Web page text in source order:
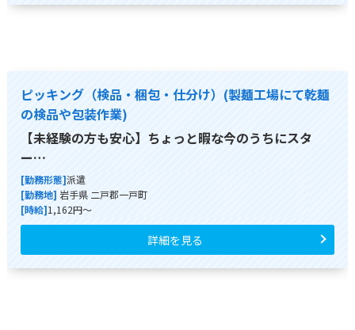
ピッキング（検品・梱包・仕分け）(製麺工場にて乾麺
の検品や包装作業)
【未経験の方も安心】ちょっと暇な今のうちにスタ
ー…
[勤務形態]派遣
[勤務地] 岩手県 二戸郡一戸町
[時給]1,162円～
詳細を見る